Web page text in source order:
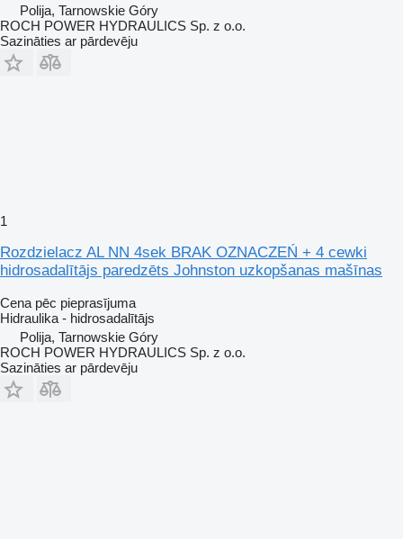
Polija, Tarnowskie Góry
ROCH POWER HYDRAULICS Sp. z o.o.
Sazināties ar pārdevēju
1
Rozdzielacz AL NN 4sek BRAK OZNACZEŃ + 4 cewki
hidrosadalītājs paredzēts Johnston uzkopšanas mašīnas
Cena pēc pieprasījuma
Hidraulika - hidrosadalītājs
Polija, Tarnowskie Góry
ROCH POWER HYDRAULICS Sp. z o.o.
Sazināties ar pārdevēju